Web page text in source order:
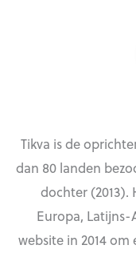
Tikva is de
dan 80 landen
dochter
Europa, Latijns-
website in 2014